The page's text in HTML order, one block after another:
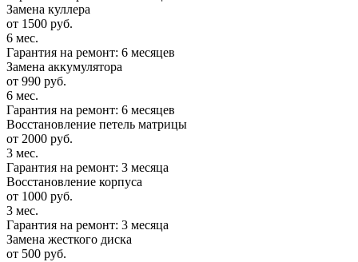
Замена куллера
от 1500 руб.
6 мес.
Гарантия на ремонт: 6 месяцев
Замена аккумулятора
от 990 руб.
6 мес.
Гарантия на ремонт: 6 месяцев
Восстановление петель матрицы
от 2000 руб.
3 мес.
Гарантия на ремонт: 3 месяца
Восстановление корпуса
от 1000 руб.
3 мес.
Гарантия на ремонт: 3 месяца
Замена жесткого диска
от 500 руб.